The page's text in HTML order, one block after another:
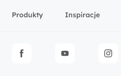
Produkty Inspiracje